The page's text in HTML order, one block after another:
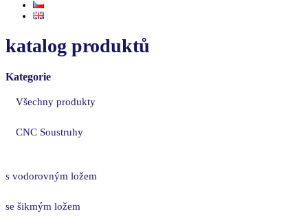
katalog produktů
Kategorie
Všechny produkty
CNC Soustruhy
s vodorovným ložem
se šikmým ložem